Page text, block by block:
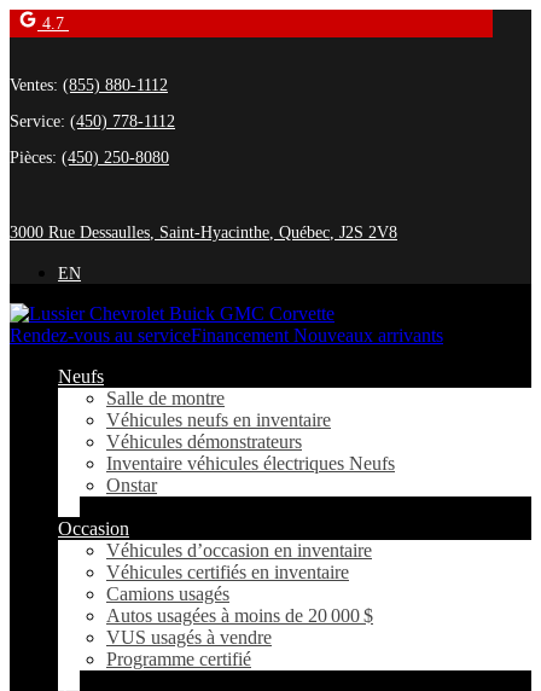
4.7
Ventes: (855) 880-1112
Service: (450) 778-1112
Pièces: (450) 250-8080
3000 Rue Dessaulles, Saint-Hyacinthe, Québec, J2S 2V8
EN
Rendez-vous au serviceFinancement Nouveaux arrivants
Neufs
Salle de montre
Véhicules neufs en inventaire
Véhicules démonstrateurs
Inventaire véhicules électriques Neufs
Onstar
Occasion
Véhicules d’occasion en inventaire
Véhicules certifiés en inventaire
Camions usagés
Autos usagées à moins de 20 000 $
VUS usagés à vendre
Programme certifié